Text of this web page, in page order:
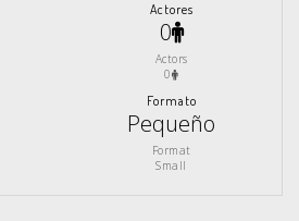
Actores
0
Actors
0
Formato
Pequeño
Format
Small